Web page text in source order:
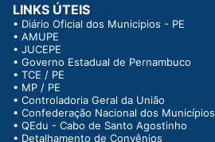
LINKS ÚTEIS
• Diário Oficial dos Municipios - PE
• AMUPE
• JUCEPE
• Governo Estadual de Pernambuco
• TCE / PE
• MP / PE
• Controladoria Geral da União
• Confederação Nacional dos Municípios
• QEdu - Cabo de Santo Agostinho
• Detalhamento de Convênios